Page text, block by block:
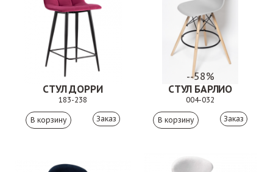
СТУЛ ДОРРИ
183-238
Заказ
--58%
СТУЛ БАРЛИО
004-032
Заказ